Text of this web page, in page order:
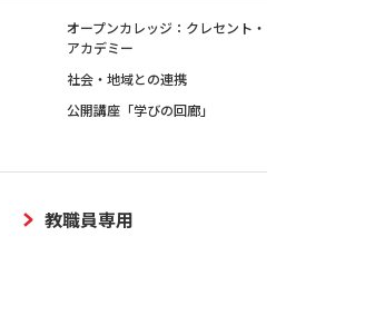
オープンカレッジ：クレセント・
アカデミー
社会・地域との連携
公開講座「学びの回廊」
教職員専用